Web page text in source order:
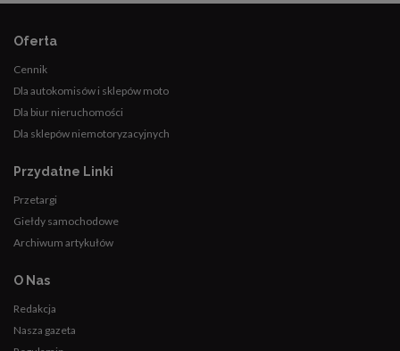
Oferta
Cennik
Dla autokomisów i sklepów moto
Dla biur nieruchomości
Dla sklepów niemotoryzacyjnych
Przydatne Linki
Przetargi
Giełdy samochodowe
Archiwum artykułów
O Nas
Redakcja
Nasza gazeta